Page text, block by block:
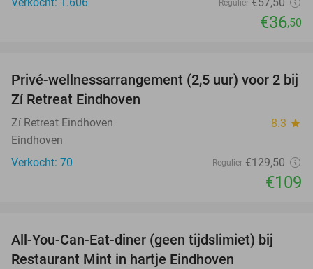
Regulier
€36,50
16%
Privé-wellnessarrangement (2,5 uur) voor 2 bij
Zí Retreat Eindhoven
Zí Retreat Eindhoven 8.3 star
Eindhoven
Verkocht: 70
Regulier €129,50
€109
14%
All-You-Can-Eat-diner (geen tijdslimiet) bij
Restaurant Mint in hartje Eindhoven